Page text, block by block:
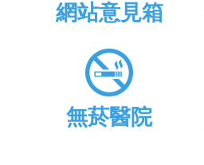
網站意見箱
無菸醫院